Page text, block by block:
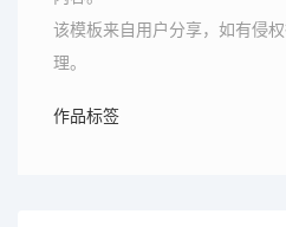
该模板来自用户分享，如有侵
理。
作品标签